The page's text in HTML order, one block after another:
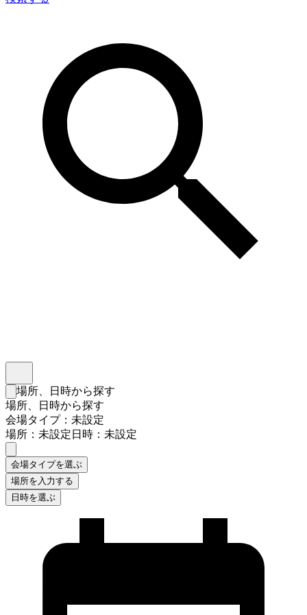
検索フォームを閉じる
場所、日時から探す
場所、日時から探す
会場タイプ：未設定
場所：未設定日時：未設定
会場タイプを選ぶ
場所を入力する
日時を選ぶ